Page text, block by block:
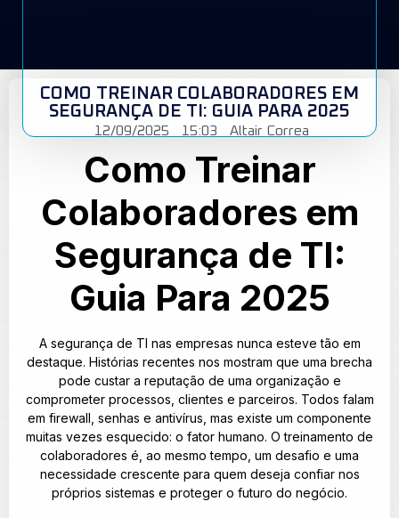
COMO TREINAR COLABORADORES EM
SEGURANÇA DE TI: GUIA PARA 2025
12/09/2025 15:03 Altair Correa
Como Treinar
Colaboradores em
Segurança de TI:
Guia Para 2025
A segurança de TI nas empresas nunca esteve tão em
destaque. Histórias recentes nos mostram que uma brecha
pode custar a reputação de uma organização e
comprometer processos, clientes e parceiros. Todos falam
em firewall, senhas e antivírus, mas existe um componente
muitas vezes esquecido: o fator humano. O treinamento de
colaboradores é, ao mesmo tempo, um desafio e uma
necessidade crescente para quem deseja confiar nos
próprios sistemas e proteger o futuro do negócio.